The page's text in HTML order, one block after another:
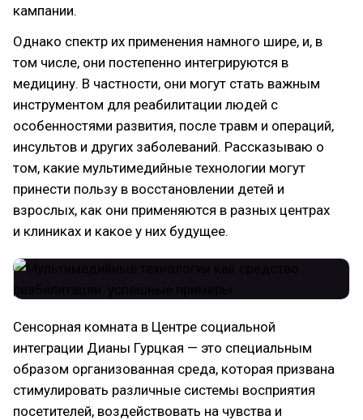
кампании.
Однако спектр их применения намного шире, и, в
том числе, они постепенно интегрируются в
медицину. В частности, они могут стать важным
инструментом для реабилитации людей с
особенностями развития, после травм и операций,
инсультов и других заболеваний. Рассказываю о
том, какие мультимедийные технологии могут
принести пользу в восстановлении детей и
взрослых, как они применяются в разных центрах
и клиниках и какое у них будущее.
Сенсорная комната в Центре социальной
интеграции Дианы Гурцкая — это специальным
образом организованная среда, которая призвана
стимулировать различные системы восприятия
посетителей, воздействовать на чувства и